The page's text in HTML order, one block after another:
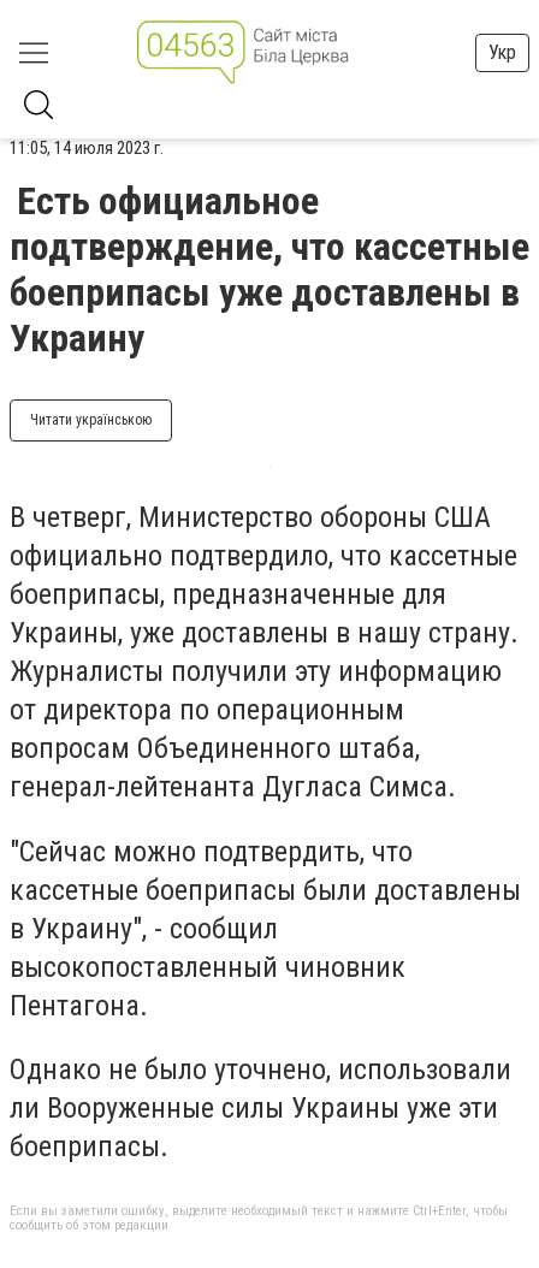
Укр
11:05, 14 июля 2023 г.
Есть официальное
подтверждение, что кассетные
боеприпасы уже доставлены в
Украину
Читати українською
В четверг, Министерство обороны США
официально подтвердило, что кассетные
боеприпасы, предназначенные для
Украины, уже доставлены в нашу страну.
Журналисты получили эту информацию
от директора по операционным
вопросам Объединенного штаба,
генерал-лейтенанта Дугласа Симса.
"Сейчас можно подтвердить, что
кассетные боеприпасы были доставлены
в Украину", - сообщил
высокопоставленный чиновник
Пентагона.
Однако не было уточнено, использовали
ли Вооруженные силы Украины уже эти
боеприпасы.
Если вы заметили ошибку, выделите необходимый текст и нажмите Ctrl+Enter, чтобы
сообщить об этом редакции